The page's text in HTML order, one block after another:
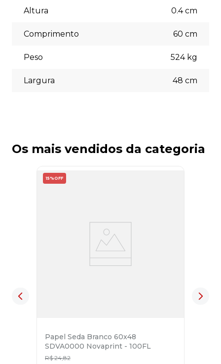
(5% off) cartões de crédito, boleto bancário. Você pode
escolher a opção que melhor se adapte às suas
Altura 0.4cm
Comprimento 60 cm
Peso 524kg
Largura 48 cm
Os mais vendidos da categoria
15% OFF
Papel Seda Branco 60x48
SDVA0000 Novaprint - 100FL
R$ 24,82